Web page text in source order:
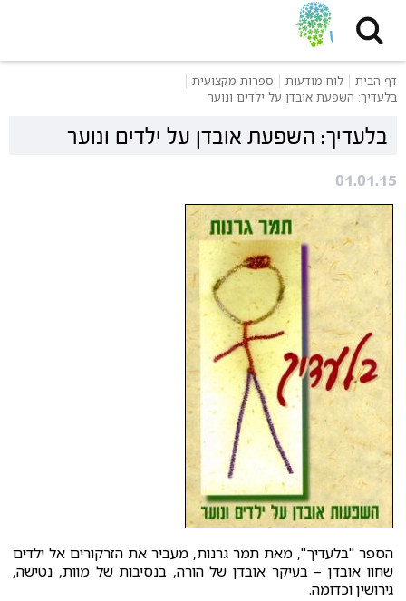
דף הבית לוח מודעות
ספרות מקצועית
בלעדיך: השפעת אובדן על ילדים ונוער
בלעדיך: השפעת אובדן על ילדים ונוער
01.01.15
הספר "בלעדיך", מאת תמר גרנות, מעביר את הזרקורים אל ילדים
שחוו אובדן – בעיקר אובדן של הורה, בנסיבות של מוות, נטישה,
גירושין וכדומה.